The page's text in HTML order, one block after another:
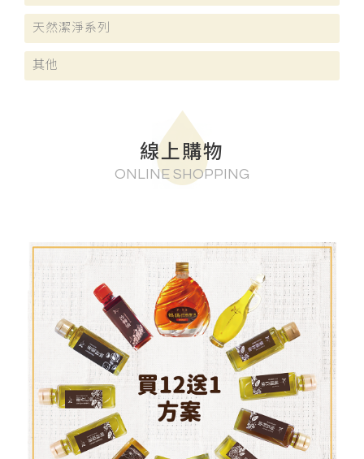
天然潔淨系列
其他
線上購物
ONLINE SHOPPING